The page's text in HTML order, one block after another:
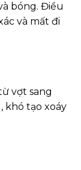
bóng. Điều
và mất đi
vợt sang
khó tạo xoáy